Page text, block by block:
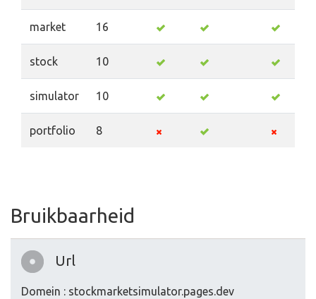
market 16
stock 10
simulator 10
portfolio 8
Bruikbaarheid
Url
Domein : stockmarketsimulator.pages.dev